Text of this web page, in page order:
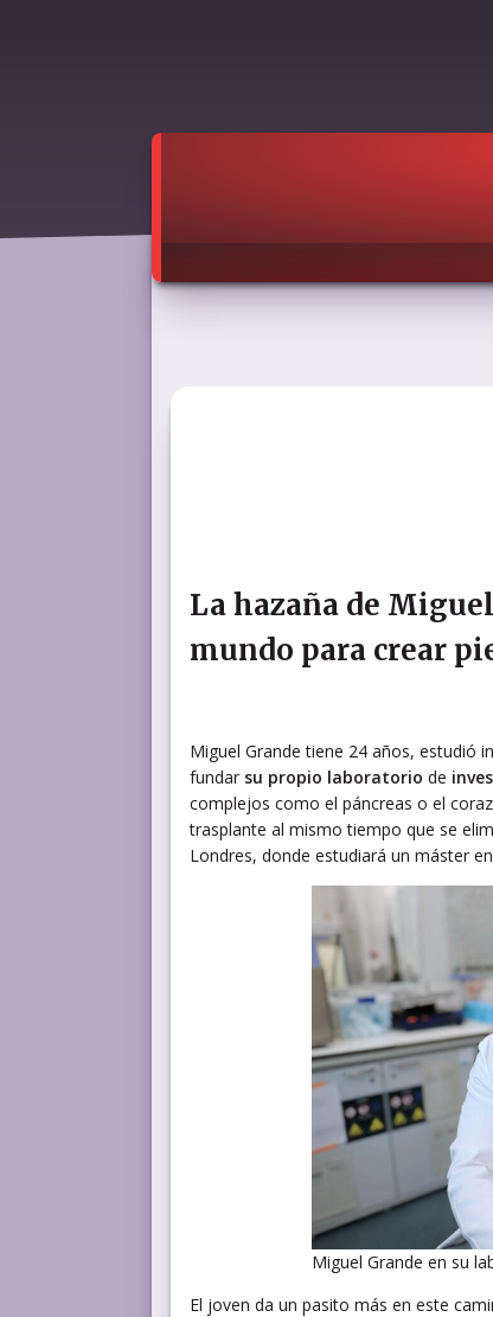
La hazaña de
mundo para crear
Miguel Grande tiene 24 años, estudió
fundar su propio laboratorio de
complejos como el páncreas o el
trasplante al mismo tiempo que se
Londres, donde estudiará un máster
Miguel Grande en su
El joven da un pasito más en este